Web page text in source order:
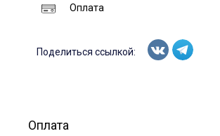
Оплата
Поделиться ссылкой:
Оплата